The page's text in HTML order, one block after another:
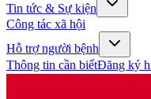
Tin tức & Sự kiện
Công tác xã hội
Hỗ trợ người bệnh
Thông tin cần biếtĐăng ký